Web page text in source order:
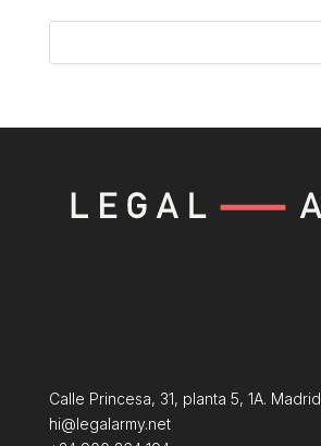
Calle Princesa, 31, planta 5, 1A. Madrid
hi@legalarmy.net